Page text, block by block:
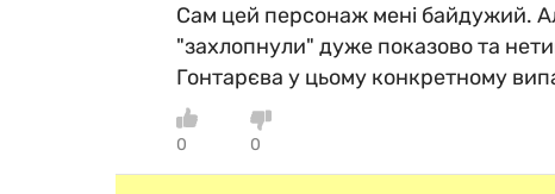
Сам цей персонаж мені байдужий.
"захлопнули" дуже показово та
Гонтарєва у цьому конкретному
0 0